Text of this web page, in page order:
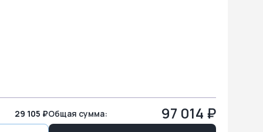
29 105 ₽Общая сумма: 97 014 ₽